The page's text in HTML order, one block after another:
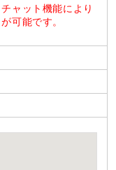
ャット機能により
可能です。